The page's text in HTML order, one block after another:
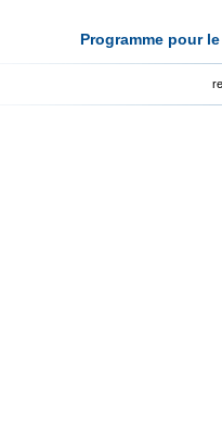
Programme pour